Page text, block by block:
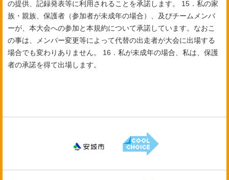
の提供、記録発表等に利用されることを承諾します。
15．私の家
族・親族、保護者（参加者が未成年の場合）、及びチームメンバ
ーが、本大会への参加と本規約について承諾しています。なおこ
の事は、メンバー変更等によって代替の出走者が大会に出場する
場合でも変わりありません。
16．私が未成年の場合、私は、保護
者の承諾を得て出場します。